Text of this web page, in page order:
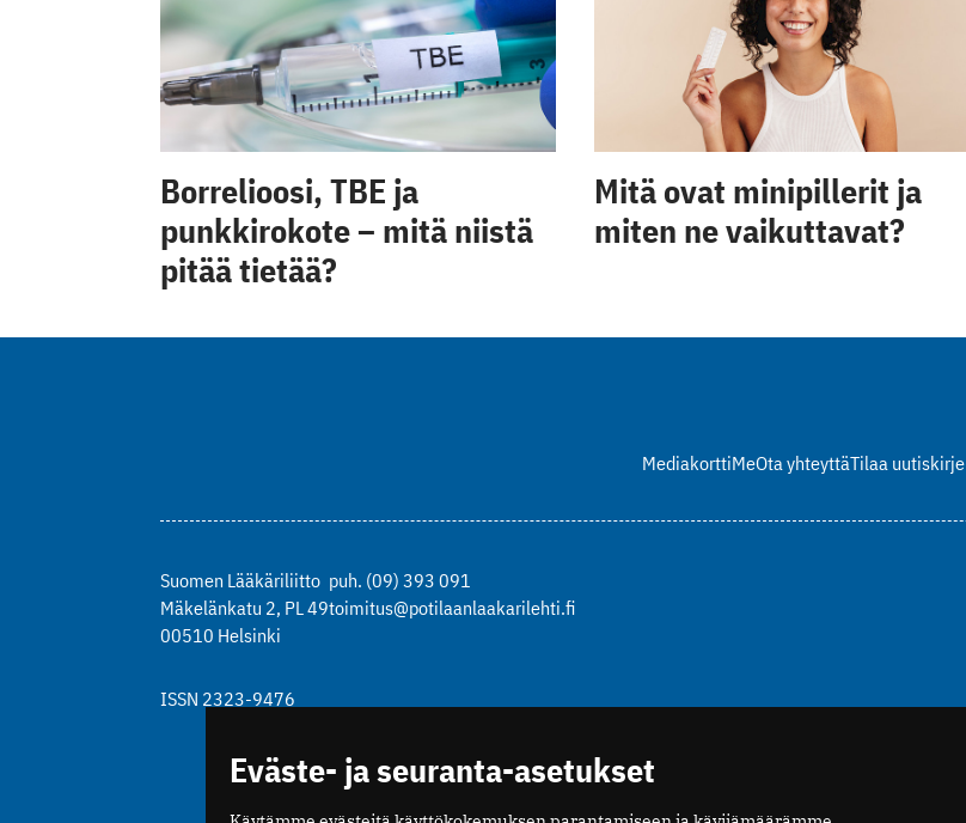
Borrelioosi, TBE ja
punkkirokote – mitä niistä
pitää tietää?
Mitä ovat minipillerit ja
miten ne vaikuttavat?
MediakorttiMeOta yhteyttäTilaa uutiskirje
Suomen Lääkäriliitto
Mäkelänkatu 2, PL 49
00510 Helsinki
puh. (09) 393 091
toimitus@potilaanlaakarilehti.fi
ISSN 2323-9476
Eväste- ja seuranta-asetukset